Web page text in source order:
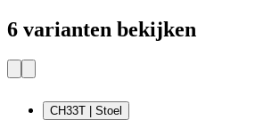
6 varianten bekijken
CH33T | Stoel